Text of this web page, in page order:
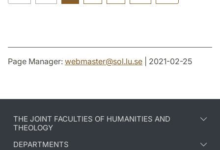
Page Manager: webmaster@sol.lu.se | 2021-02-25
THE JOINT FACULTIES OF HUMANITIES AND
THEOLOGY
DEPARTMENTS